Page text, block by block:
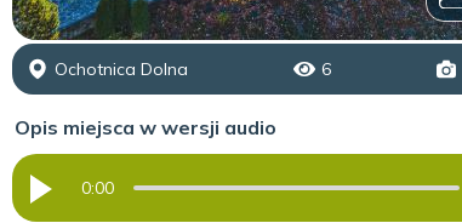
Ochotnica Dolna 6
Opis miejsca w wersji audio
0:00